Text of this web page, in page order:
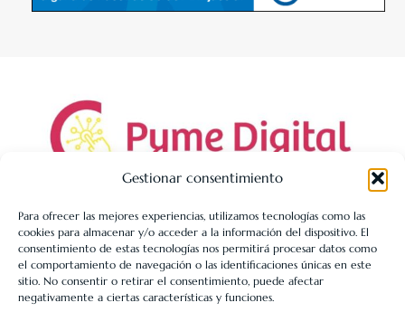
Gestionar consentimiento
Para ofrecer las mejores experiencias, utilizamos tecnologías como las
cookies para almacenar y/o acceder a la información del dispositivo. El
consentimiento de estas tecnologías nos permitirá procesar datos como
el comportamiento de navegación o las identificaciones únicas en este
sitio. No consentir o retirar el consentimiento, puede afectar
negativamente a ciertas características y funciones.
LIBRERÍA UNIVERSITARIA LEÓN 1980 SLL ha sido beneficiaria
de Fondos Europeos, cuyo objetivo es la mejora de la
competitividad de las PYMES, y gracias al cual ha puesto en
marcha un Plan de Acción con el objetivo de reforzar la